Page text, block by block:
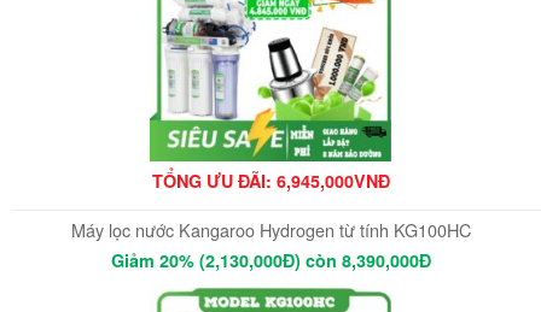
TỔNG ƯU ĐÃI: 6,945,000VNĐ
Máy lọc nước Kangaroo Hydrogen từ tính KG100HC
Giảm 20% (2,130,000Đ) còn 8,390,000Đ